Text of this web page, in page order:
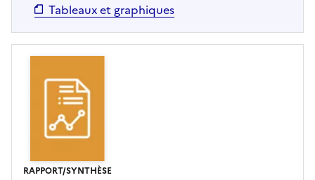
Tableaux et graphiques
RAPPORT/SYNTHÈSE